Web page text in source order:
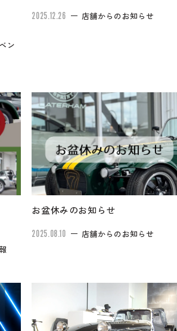
ン
2025.12.26 店舗からのお知らせ
お盆休みのお知らせ
2025.08.10 店舗からのお知らせ